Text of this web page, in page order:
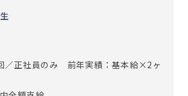
／正社員のみ 前年実績：基本給×2ヶ